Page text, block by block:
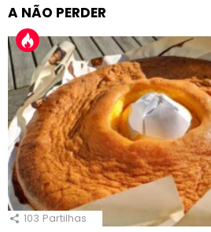
A NÃO PERDER
103 Partilhas